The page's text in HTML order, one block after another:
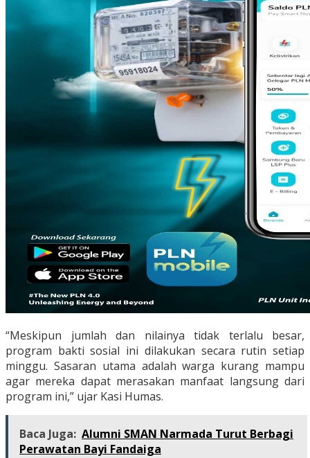
“Meskipun jumlah dan nilainya tidak terlalu besar,
program bakti sosial ini dilakukan secara rutin setiap
minggu. Sasaran utama adalah warga kurang mampu
agar mereka dapat merasakan manfaat langsung dari
program ini,” ujar Kasi Humas.
Baca Juga: Alumni SMAN Narmada Turut Berbagi
Perawatan Bayi Fandaiga